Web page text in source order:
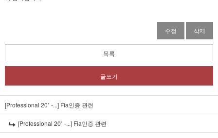
수정 삭제
목록
글쓰기
[Professional 20˚ -...] Fia인증 관련
[Professional 20˚ -...] Fia인증 관련